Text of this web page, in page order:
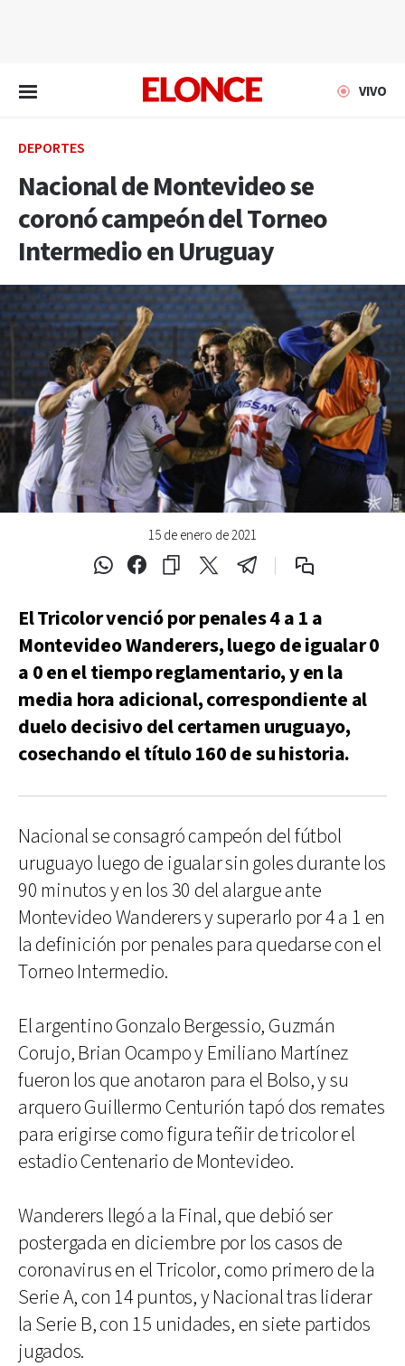
VIVO
DEPORTES
Nacional de Montevideo se
coronó campeón del Torneo
Intermedio en Uruguay
15 de enero de 2021
El Tricolor venció por penales 4 a 1 a
Montevideo Wanderers, luego de igualar 0
a 0 en el tiempo reglamentario, y en la
media hora adicional, correspondiente al
duelo decisivo del certamen uruguayo,
cosechando el título 160 de su historia.
Nacional se consagró campeón del fútbol
uruguayo luego de igualar sin goles durante los
90 minutos y en los 30 del alargue ante
Montevideo Wanderers y superarlo por 4 a 1 en
la definición por penales para quedarse con el
Torneo Intermedio.
El argentino Gonzalo Bergessio, Guzmán
Corujo, Brian Ocampo y Emiliano Martínez
fueron los que anotaron para el Bolso, y su
arquero Guillermo Centurión tapó dos remates
para erigirse como figura teñir de tricolor el
estadio Centenario de Montevideo.
Wanderers llegó a la Final, que debió ser
postergada en diciembre por los casos de
coronavirus en el Tricolor, como primero de la
Serie A, con 14 puntos, y Nacional tras liderar
la Serie B, con 15 unidades, en siete partidos
jugados.